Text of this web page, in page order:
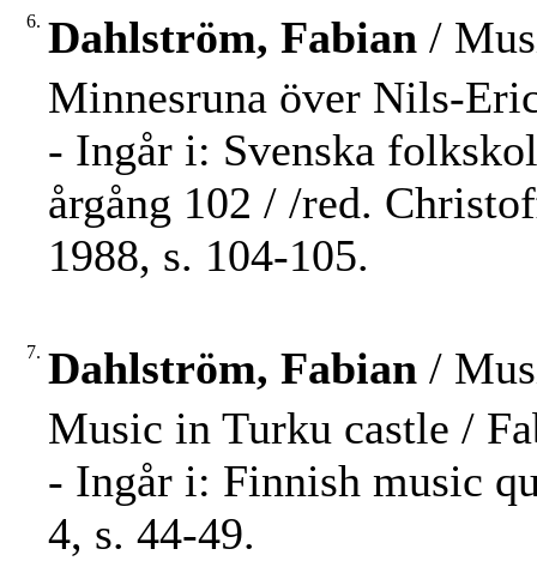
6. Dahlström, Fabian /
Minnesruna över Nils-
- Ingår i: Svenska
årgång 102 / /red.
1988, s. 104-105.
7. Dahlström, Fabian /
Music in Turku castle /
- Ingår i: Finnish music
4, s. 44-49.